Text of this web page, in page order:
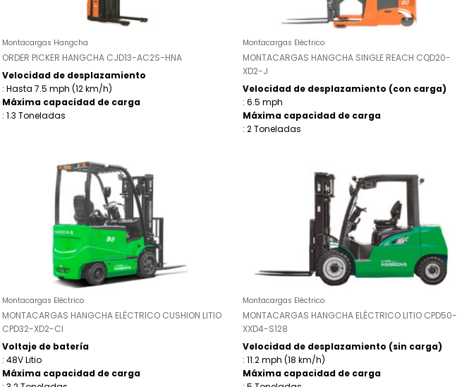
Montacargas Hangcha
ORDER PICKER HANGCHA CJD13-AC2S-HNA
Velocidad de desplazamiento
: Hasta 7.5 mph (12 km/h)
Máxima capacidad de carga
: 1.3 Toneladas
Montacargas Eléctrico
MONTACARGAS HANGCHA SINGLE REACH CQD20-
XD2-J
Velocidad de desplazamiento (con carga)
: 6.5 mph
Máxima capacidad de carga
: 2 Toneladas
Montacargas Eléctrico
MONTACARGAS HANGCHA ELÉCTRICO CUSHION LITIO
CPD32-XD2-CI
Voltaje de batería
: 48V Litio
Máxima capacidad de carga
Montacargas Eléctrico
MONTACARGAS HANGCHA ELÉCTRICO LITIO CPD50-
XXD4-S128
Velocidad de desplazamiento (sin carga)
: 11.2 mph (18 km/h)
Máxima capacidad de carga